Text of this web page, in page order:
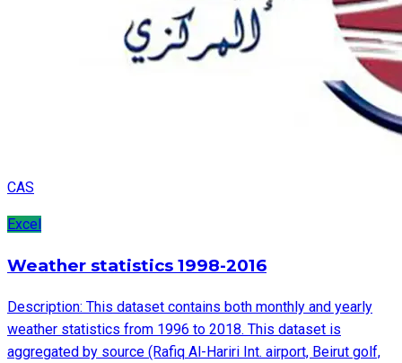
CAS
Excel
Weather statistics 1998-2016
Description: This dataset contains both monthly and yearly
weather statistics from 1996 to 2018. This dataset is
aggregated by source (Rafiq Al-Hariri Int. airport, Beirut golf,